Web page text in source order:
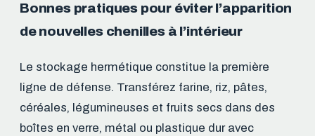
Bonnes pratiques pour éviter l’apparition
de nouvelles chenilles à l’intérieur
Le stockage hermétique constitue la première
ligne de défense. Transférez farine, riz, pâtes,
céréales, légumineuses et fruits secs dans des
boîtes en verre, métal ou plastique dur avec